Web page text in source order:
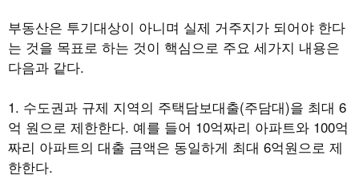
부동산은 투기대상이 아니며 실제 거주지가 되어야 한다
는 것을 목표로 하는 것이 핵심으로 주요 세가지 내용은
다음과 같다.
1. 수도권과 규제 지역의 주택담보대출(주담대)을 최대 6
억 원으로 제한한다. 예를 들어 10억짜리 아파트와 100억
짜리 아파트의 대출 금액은 동일하게 최대 6억원으로 제
한한다.